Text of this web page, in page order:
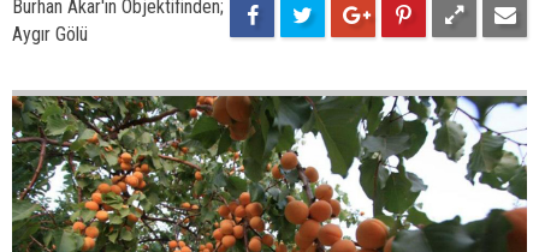
Burhan Akar'ın Objektifinden;
Aygır Gölü